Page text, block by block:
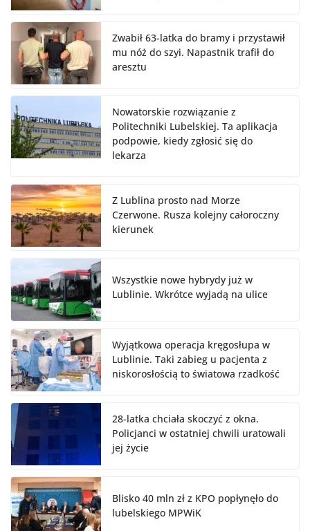
Zwabił 63-latka do bramy i przystawił
mu nóż do szyi. Napastnik trafił do
aresztu
Nowatorskie rozwiązanie z
Politechniki Lubelskiej. Ta aplikacja
podpowie, kiedy zgłosić się do
lekarza
Z Lublina prosto nad Morze
Czerwone. Rusza kolejny całoroczny
kierunek
Wszystkie nowe hybrydy już w
Lublinie. Wkrótce wyjadą na ulice
Wyjątkowa operacja kręgosłupa w
Lublinie. Taki zabieg u pacjenta z
niskorosłością to światowa rzadkość
28-latka chciała skoczyć z okna.
Policjanci w ostatniej chwili uratowali
jej życie
Blisko 40 mln zł z KPO popłynęło do
lubelskiego MPWiK